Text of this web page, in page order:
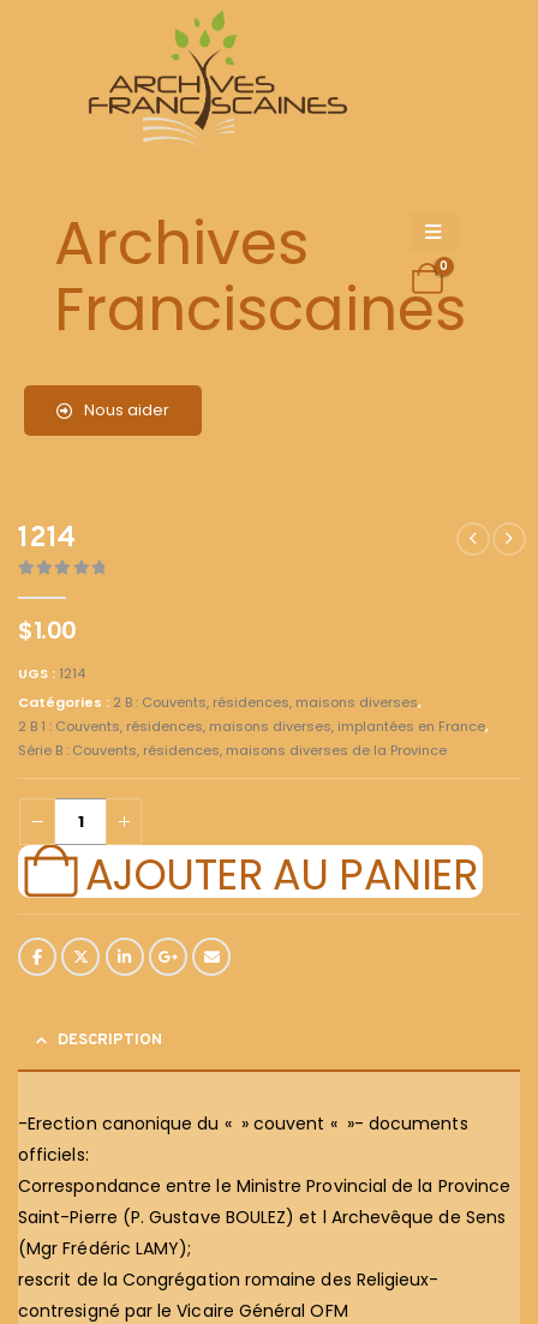
Archives
Franciscaines
Nous aider
0
1214
$1.00
UGS : 1214
Catégories : 2 B : Couvents, résidences, maisons diverses,
2 B 1 : Couvents, résidences, maisons diverses, implantées en France,
Série B : Couvents, résidences, maisons diverses de la Province
AJOUTER AU PANIER
DESCRIPTION
-Erection canonique du « » couvent « »- documents
officiels:
Correspondance entre le Ministre Provincial de la Province
Saint-Pierre (P. Gustave BOULEZ) et l Archevêque de Sens
(Mgr Frédéric LAMY);
rescrit de la Congrégation romaine des Religieux-
contresigné par le Vicaire Général OFM